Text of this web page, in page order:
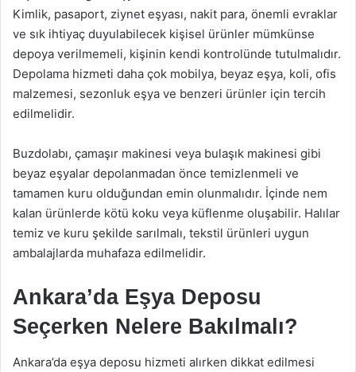
Kimlik, pasaport, ziynet eşyası, nakit para, önemli evraklar
ve sık ihtiyaç duyulabilecek kişisel ürünler mümkünse
depoya verilmemeli, kişinin kendi kontrolünde tutulmalıdır.
Depolama hizmeti daha çok mobilya, beyaz eşya, koli, ofis
malzemesi, sezonluk eşya ve benzeri ürünler için tercih
edilmelidir.
Buzdolabı, çamaşır makinesi veya bulaşık makinesi gibi
beyaz eşyalar depolanmadan önce temizlenmeli ve
tamamen kuru olduğundan emin olunmalıdır. İçinde nem
kalan ürünlerde kötü koku veya küflenme oluşabilir. Halılar
temiz ve kuru şekilde sarılmalı, tekstil ürünleri uygun
ambalajlarda muhafaza edilmelidir.
Ankara’da Eşya Deposu
Seçerken Nelere Bakılmalı?
Ankara’da eşya deposu hizmeti alırken dikkat edilmesi